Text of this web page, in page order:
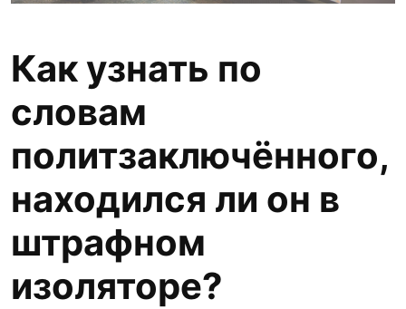
Как узнать по
словам
политзаключённого,
находился ли он в
штрафном
изоляторе?